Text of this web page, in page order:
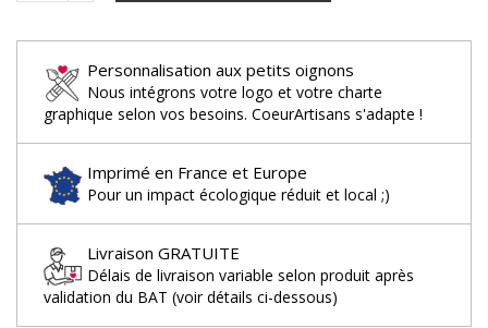
Personnalisation aux petits oignons
Nous intégrons votre logo et votre charte
graphique selon vos besoins. CoeurArtisans s'adapte !
Imprimé en France et Europe
Pour un impact écologique réduit et local ;)
Livraison GRATUITE
Délais de livraison variable selon produit après
validation du BAT (voir détails ci-dessous)